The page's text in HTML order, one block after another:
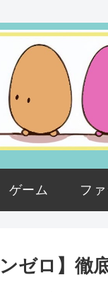
ゲーム フ
ゼロ】徹